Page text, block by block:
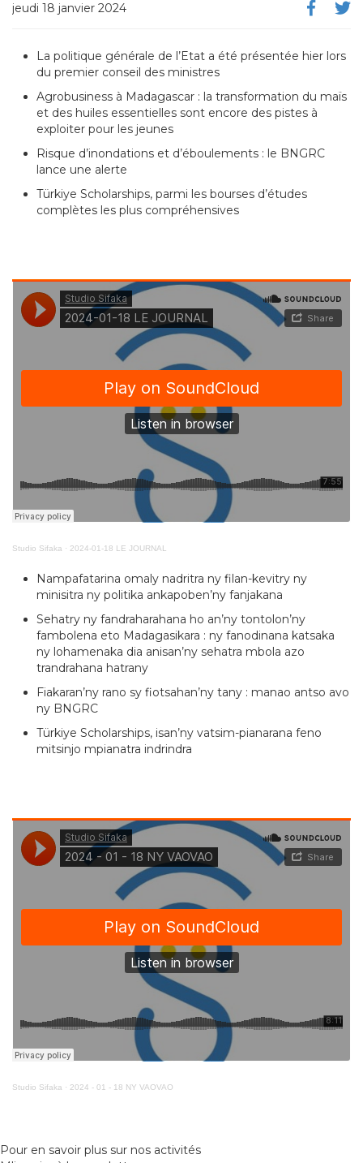
jeudi 18 janvier 2024
La politique générale de l’Etat a été présentée hier lors
du premier conseil des ministres
Agrobusiness à Madagascar : la transformation du maïs
et des huiles essentielles sont encore des pistes à
exploiter pour les jeunes
Risque d’inondations et d’éboulements : le BNGRC
lance une alerte
Türkiye Scholarships, parmi les bourses d’études
complètes les plus compréhensives
Studio Sifaka · 2024-01-18 LE JOURNAL
Nampafatarina omaly nadritra ny filan-kevitry ny
minisitra ny politika ankapoben’ny fanjakana
Sehatry ny fandraharahana ho an’ny tontolon’ny
fambolena eto Madagasikara : ny fanodinana katsaka
ny lohamenaka dia anisan’ny sehatra mbola azo
trandrahana hatrany
Fiakaran’ny rano sy fiotsahan’ny tany : manao antso avo
ny BNGRC
Türkiye Scholarships, isan’ny vatsim-pianarana feno
mitsinjo mpianatra indrindra
Studio Sifaka · 2024 - 01 - 18 NY VAOVAO
Pour en savoir plus sur nos activités